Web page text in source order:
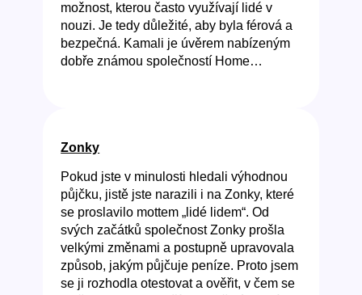
možnost, kterou často využívají lidé v
nouzi. Je tedy důležité, aby byla férová a
bezpečná. Kamali je úvěrem nabízeným
dobře známou společností Home…
Zonky
Pokud jste v minulosti hledali výhodnou
půjčku, jistě jste narazili i na Zonky, které
se proslavilo mottem „lidé lidem“. Od
svých začátků společnost Zonky prošla
velkými změnami a postupně upravovala
způsob, jakým půjčuje peníze. Proto jsem
se ji rozhodla otestovat a ověřit, v čem se